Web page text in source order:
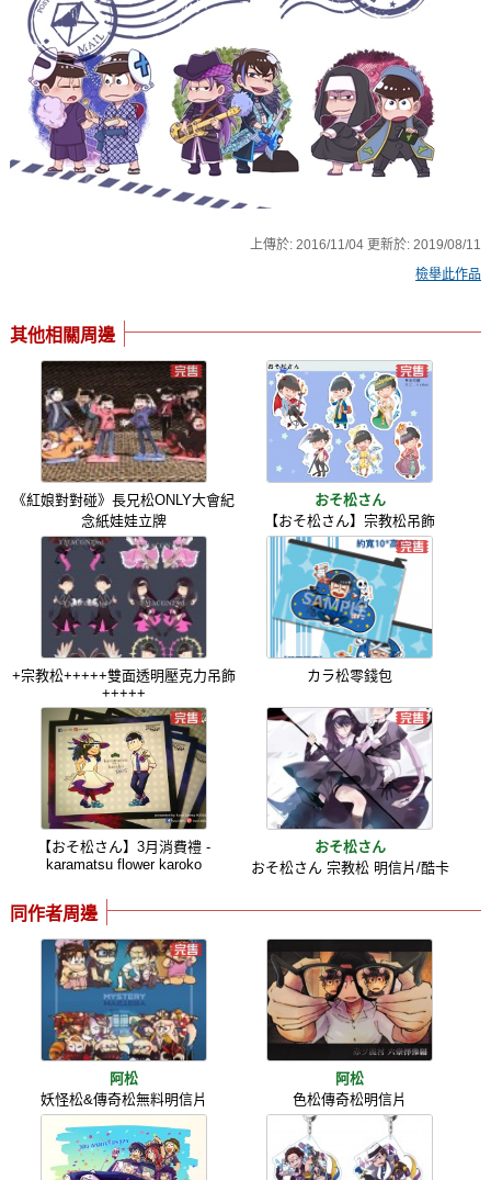
上傳於:2016/11/04 更新於:2019/08/11
檢舉此作品
其他相關周邊
《紅娘對對碰》長兄松ONLY大會紀
念紙娃娃立牌
おそ松さん
【おそ松さん】宗教松吊飾
+宗教松+++++雙面透明壓克力吊飾
+++++
カラ松零錢包
【おそ松さん】3月消費禮 -
karamatsu flower karoko
おそ松さん
おそ松さん 宗教松 明信片/酷卡
同作者周邊
阿松
妖怪松&傳奇松無料明信片
阿松
色松傳奇松明信片